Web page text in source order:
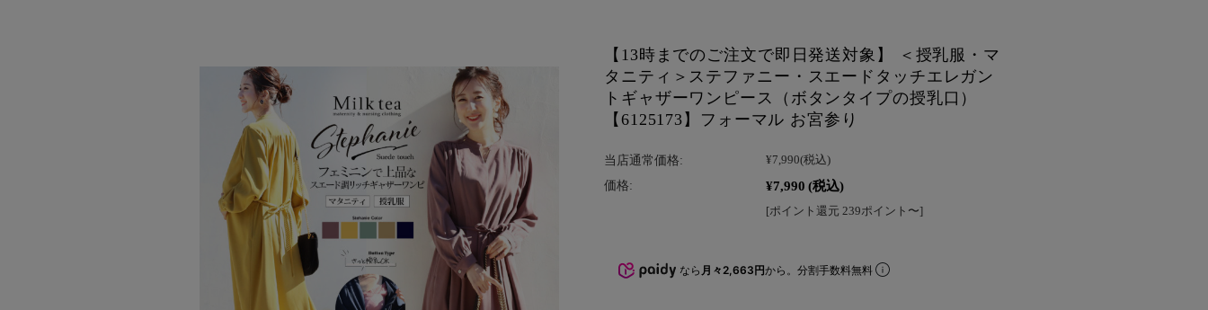
【13時までのご注文で即日発送対象】 ＜授乳服・マ
タニティ＞ステファニー・スエードタッチエレガン
トギャザーワンピース（ボタンタイプの授乳口）
【6125173】フォーマル お宮参り
当店通常価格: ¥7,990(税込)
価格: ¥7,990 (税込)
[ポイント還元 239ポイント〜]
なら 月々2,663円から。分割手数料無料